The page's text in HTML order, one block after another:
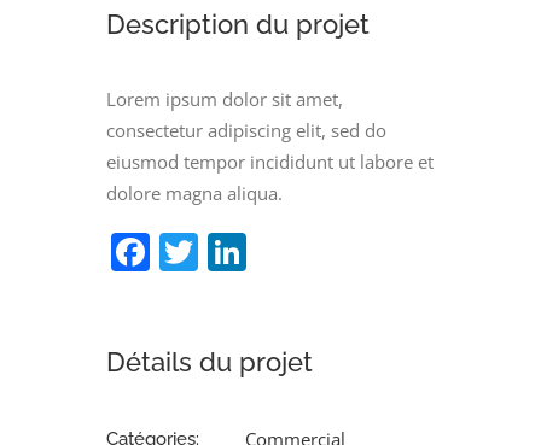
Larger
Description du projet
Lorem ipsum dolor sit amet,
consectetur adipiscing elit, sed do
eiusmod tempor incididunt ut labore et
dolore magna aliqua.
Facebook
Twitter
Détails du projet
Catégories:
Commercial